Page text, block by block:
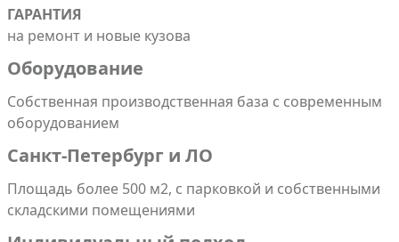
ГАРАНТИЯ
на ремонт и новые кузова
Оборудование
Собственная производственная база с современным
оборудованием
Санкт-Петербург и ЛО
Площадь более 500 м2, с парковкой и собственными
складскими помещениями